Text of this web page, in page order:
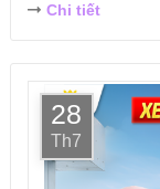
Chi tiết
28
Th7